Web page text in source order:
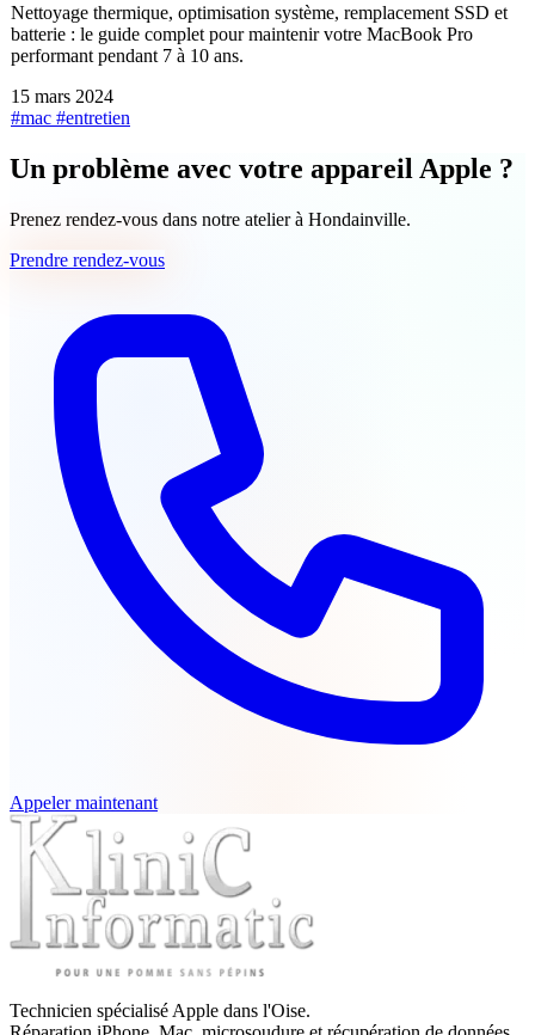
Nettoyage thermique, optimisation système, remplacement SSD et
batterie : le guide complet pour maintenir votre MacBook Pro
performant pendant 7 à 10 ans.
15 mars 2024
#mac #entretien
Un problème avec votre appareil Apple ?
Prenez rendez-vous dans notre atelier à Hondainville.
Prendre rendez-vous
Appeler maintenant
Technicien spécialisé Apple dans l'Oise.